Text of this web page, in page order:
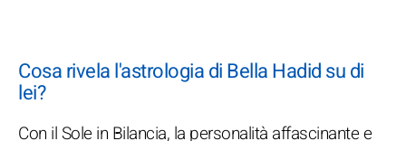
Cosa rivela l'astrologia di Bella Hadid su di
lei?
Con il Sole in Bilancia, la personalità affascinante e